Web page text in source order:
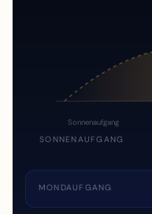
Sonnenaufgang
SONNENAUFGANG
MONDAUFGANG